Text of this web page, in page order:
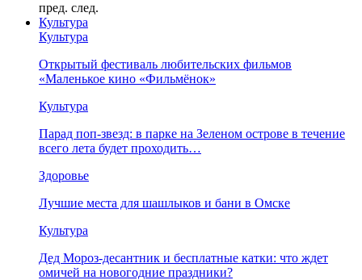
пред. след.
Культура
Культура
Открытый фестиваль любительских фильмов
«Маленькое кино «Фильмёнок»
Культура
Парад поп-звезд: в парке на Зеленом острове в течение
всего лета будет проходить…
Здоровье
Лучшие места для шашлыков и бани в Омске
Культура
Дед Мороз-десантник и бесплатные катки: что ждет
омичей на новогодние праздники?